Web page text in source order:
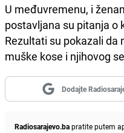
U međuvremenu, i
postavljana su pitanja o
Rezultati su pokazali da
muške kose i njihovog
Dodajte
Radiosarajevo.bapratite putem